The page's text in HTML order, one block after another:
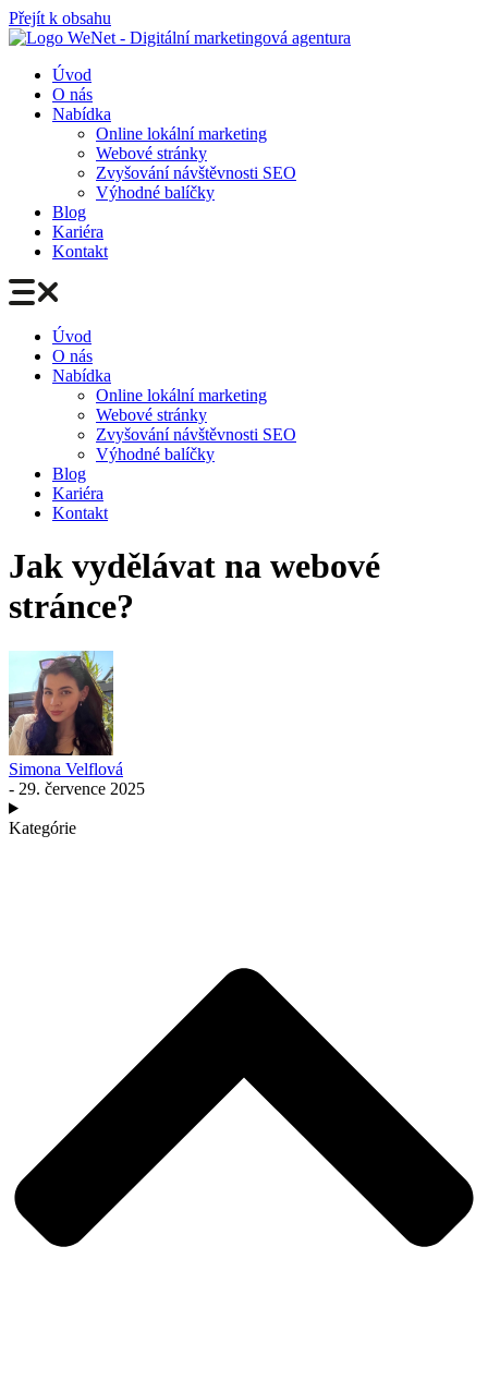
Přejít k obsahu
Úvod
O nás
Nabídka
Online lokální marketing
Webové stránky
Zvyšování návštěvnosti SEO
Výhodné balíčky
Blog
Kariéra
Kontakt
Úvod
O nás
Nabídka
Online lokální marketing
Webové stránky
Zvyšování návštěvnosti SEO
Výhodné balíčky
Blog
Kariéra
Kontakt
Jak vydělávat na webové
stránce?
Simona Velflová
- 29. července 2025
Kategórie